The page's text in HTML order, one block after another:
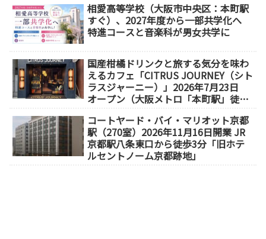
相愛高等学校（大阪市中央区：本町駅
すぐ）、2027年度から一部共学化へ
特進コースと音楽科が男女共学に
国産柑橘ドリンクと旅する気分を味わ
えるカフェ「CITRUS JOURNEY（シト
ラスジャーニー）」2026年7月23日
オープン（大阪メトロ「本町駅」徒歩
コートヤード・バイ・マリオット京都
駅（270室）2026年11月16日開業 JR
京都駅八条東口から徒歩3分「旧ホテ
ルセントノーム京都跡地」